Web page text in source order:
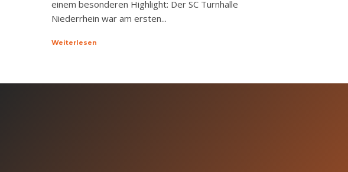
einem besonderen Highlight: Der SC Turnhalle
Niederrhein war am ersten...
Weiterlesen